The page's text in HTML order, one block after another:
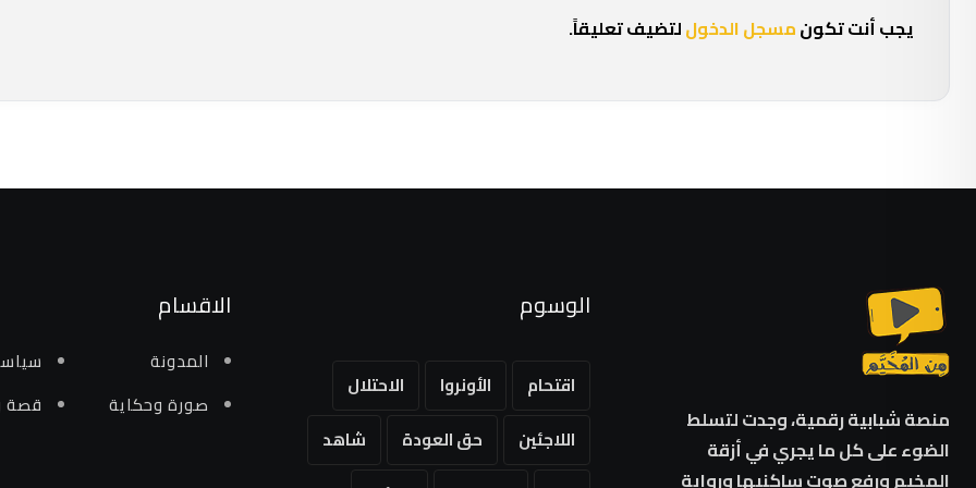
يجب أنت تكونمسجل الدخوللتضيف تعليقاً.
منصة شبابية رقمية، وجدت لتسلط
الضوء على كل ما يجري في أزقة
المخيم ورفع صوت ساكنيها ورواية
الوسوم
اقتحام الأونروا
الاحتلال
اللاجئين
حق العودة
شاهد
الاقسام
المدونة
صورة وحكاية
قصة